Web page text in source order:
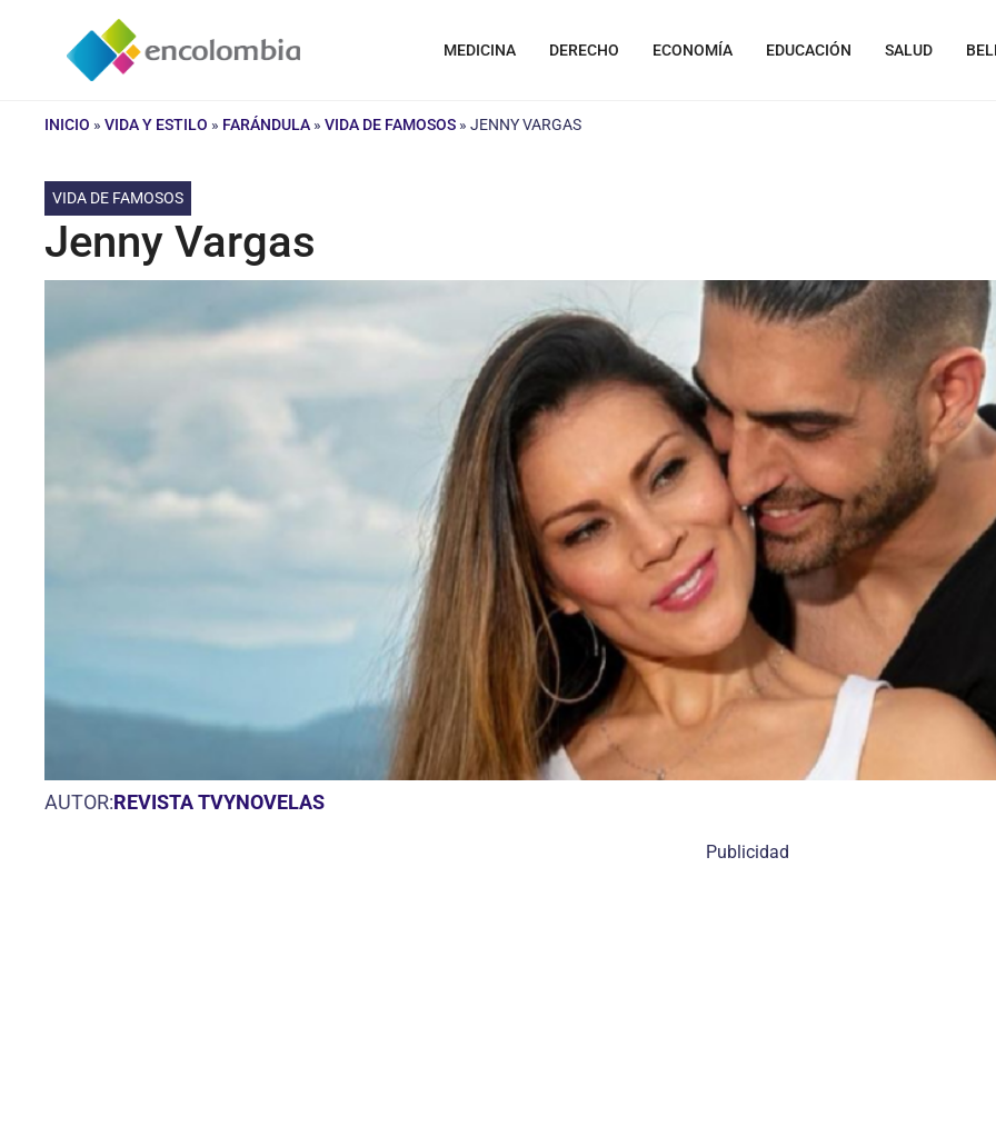
contenido
MEDICINA DERECHO ECONOMÍA EDUCACIÓN SALUD
INICIO » VIDA Y ESTILO » FARÁNDULA » VIDA DE FAMOSOS » JENNY VARGAS
VIDA DE FAMOSOS
Jenny Vargas
AUTOR:REVISTA TVYNOVELAS
Publicidad